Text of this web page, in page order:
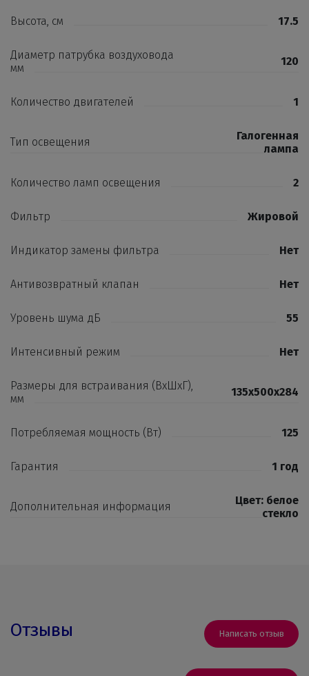
Высота, см 17.5
Диаметр патрубка воздуховода
мм
120
Количество двигателей 1
Тип освещения
Галогенная
лампа
Количество ламп освещения 2
Фильтр Жировой
Индикатор замены фильтра Нет
Антивозвратный клапан Нет
Уровень шума дБ 55
Интенсивный режим Нет
Размеры для встраивания (ВхШхГ),
мм
135х500х284
Потребляемая мощность (Вт) 125
Гарантия 1 год
Дополнительная информация
Цвет: белое
стекло
Отзывы Написать отзыв